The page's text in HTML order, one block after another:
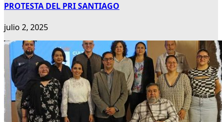
PROTESTA DEL PRI SANTIAGO
julio 2, 2025